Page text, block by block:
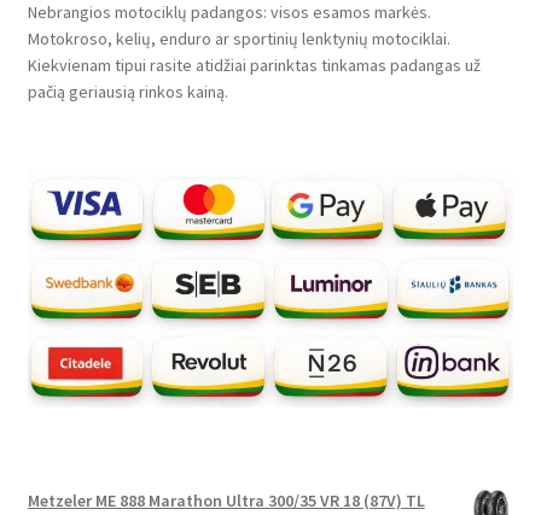
Nebrangios motociklų padangos: visos esamos markės.
Motokroso, kelių, enduro ar sportinių lenktynių motociklai.
Kiekvienam tipui rasite atidžiai parinktas tinkamas padangas už
pačią geriausią rinkos kainą.
Metzeler ME 888 Marathon Ultra 300/35 VR 18 (87V) TL